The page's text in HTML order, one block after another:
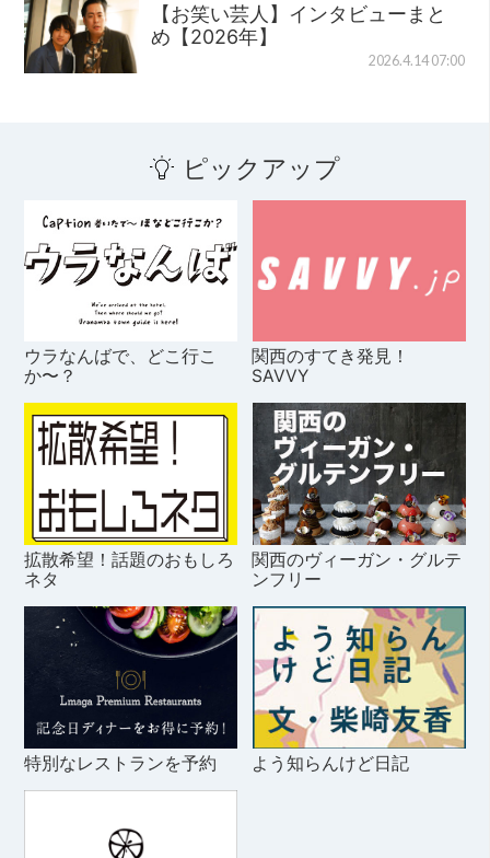
【お笑い芸人】インタビューまと
め【2026年】
2026.4.14 07:00
ピックアップ
ウラなんばで、どこ行こ
か〜？
関西のすてき発見！
SAVVY
拡散希望！話題のおもしろ
ネタ
関西のヴィーガン・グルテ
ンフリー
特別なレストランを予約 よう知らんけど日記